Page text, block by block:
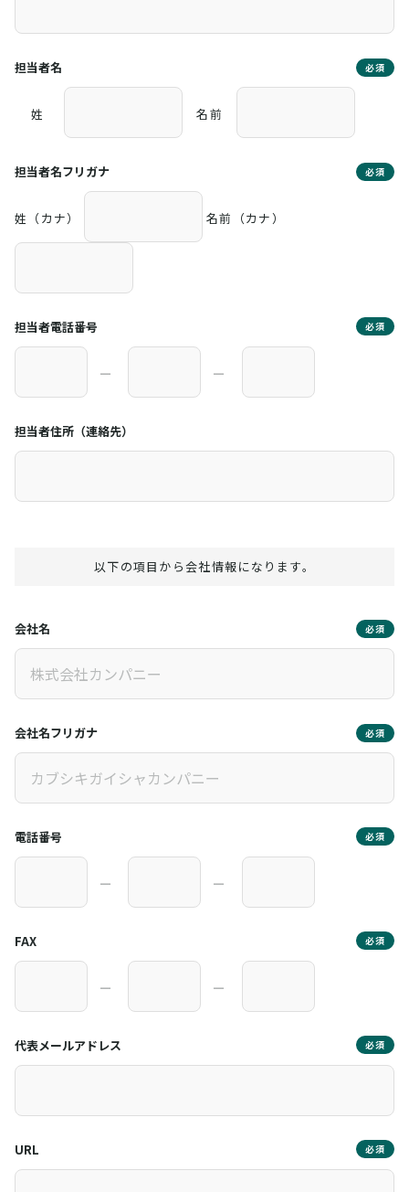
担当者名 必須
姓 名前
担当者名フリガナ 必須
姓（カナ） 名前（カナ）
担当者電話番号 必須
― ―
担当者住所（連絡先）
以下の項目から会社情報になります。
会社名 必須
会社名フリガナ 必須
電話番号 必須
― ―
FAX 必須
― ―
代表メールアドレス 必須
URL 必須